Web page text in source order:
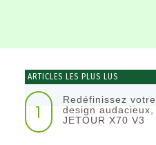
ARTICLES LES PLUS LUS
1
Redéfinissez
design
JETOUR X70 V3